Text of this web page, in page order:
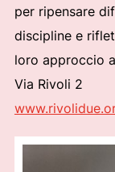
per ripensare
discipline e
loro approccio
Via Rivoli 2